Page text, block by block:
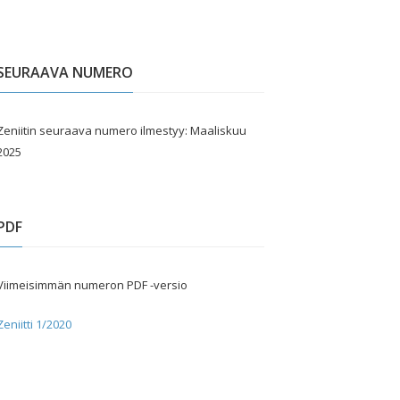
NUMERO
seuraava numero ilmestyy: Maaliskuu
numeron PDF -versio
1/2020